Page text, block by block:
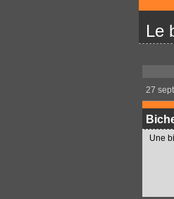
Le
27
Une